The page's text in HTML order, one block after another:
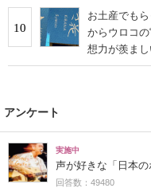
10
お土産でも
からウロコ
想力が羨まし
アンケート
実施中
声が好きな「日本
回答数：49480